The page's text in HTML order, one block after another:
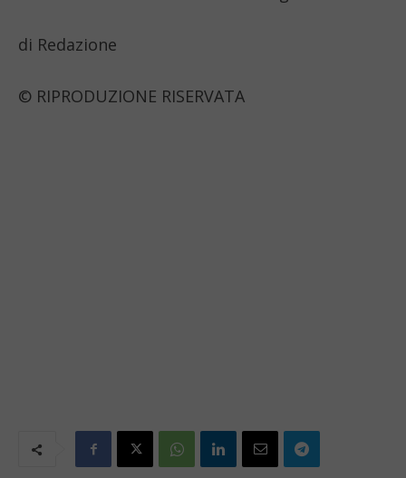
di Redazione
© RIPRODUZIONE RISERVATA